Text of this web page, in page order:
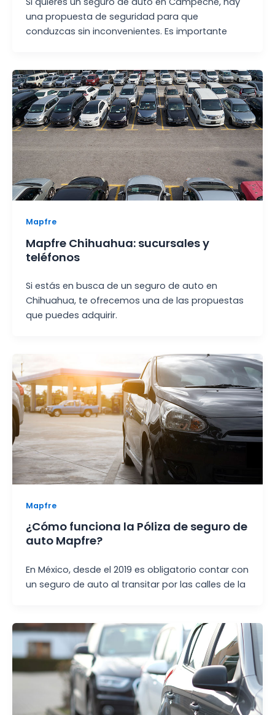
una propuesta de seguridad para que
conduzcas sin inconvenientes. Es importante
Mapfre
Mapfre Chihuahua: sucursales y
teléfonos
Si estás en busca de un seguro de auto en
Chihuahua, te ofrecemos una de las propuestas
que puedes adquirir.
Mapfre
¿Cómo funciona la Póliza de seguro de
auto Mapfre?
En México, desde el 2019 es obligatorio contar con
un seguro de auto al transitar por las calles de la